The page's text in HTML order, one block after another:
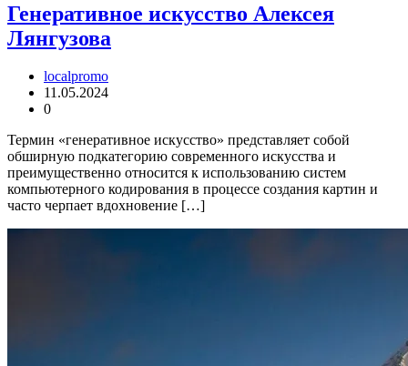
Генеративное искусство Алексея
Лянгузова
localpromo
11.05.2024
0
Термин «генеративное искусство» представляет собой
обширную подкатегорию современного искусства и
преимущественно относится к использованию систем
компьютерного кодирования в процессе создания картин и
часто черпает вдохновение […]